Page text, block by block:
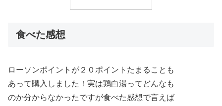
食べた感想
ローソンポイントが２０ポイントたまることも
あって購入しました！実は鶏白湯ってどんなも
のか分からなかったですが食べた感想で言えば